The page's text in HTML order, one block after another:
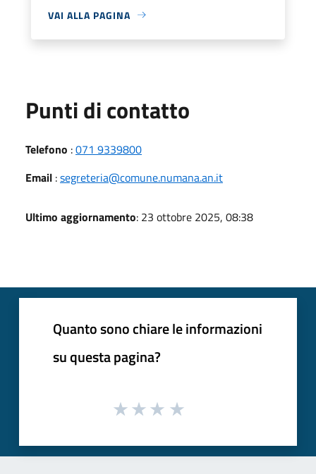
VAI ALLA PAGINA
Punti di contatto
Telefono :071 9339800
Email :segreteria@comune.numana.an.it
Ultimo aggiornamento: 23 ottobre 2025, 08:38
Quanto sono chiare le informazioni
su questa pagina?